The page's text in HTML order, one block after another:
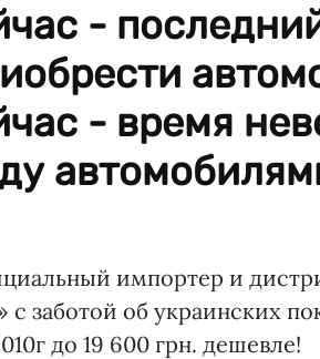
-
- время
импортер и
заботой об украинских
до 19 600 грн. дешевле!